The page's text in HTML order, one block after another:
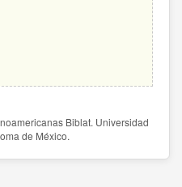
Biblat. Universidad
de México.